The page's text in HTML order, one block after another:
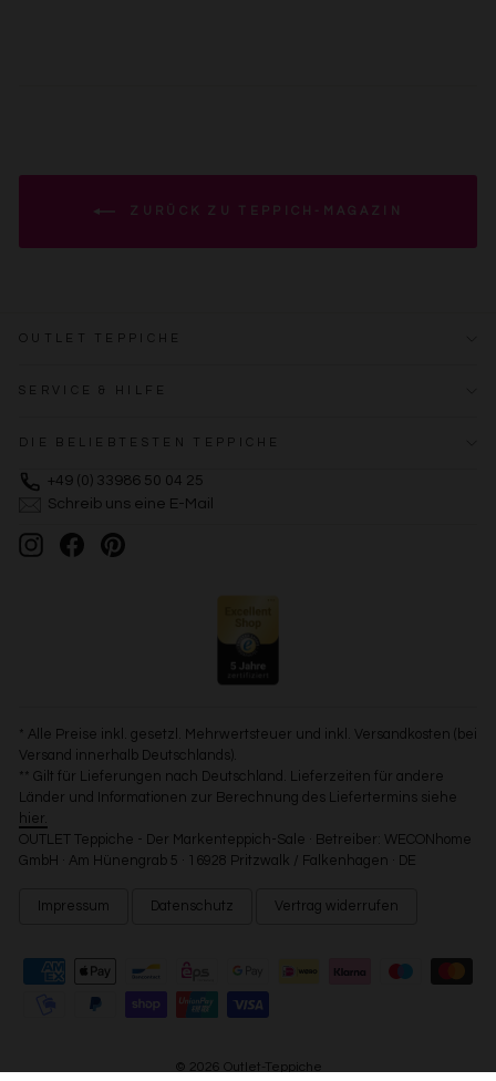
ZURÜCK ZU TEPPICH-MAGAZIN
OUTLET TEPPICHE
SERVICE & HILFE
DIE BELIEBTESTEN TEPPICHE
+49 (0) 33986 50 04 25
Schreib uns eine E-Mail
InstagramFacebookPinterest
* Alle Preise inkl. gesetzl. Mehrwertsteuer und inkl. Versandkosten (bei
Versand innerhalb Deutschlands).
** Gilt für Lieferungen nach Deutschland. Lieferzeiten für andere
Länder und Informationen zur Berechnung des Liefertermins siehe
hier.
OUTLET Teppiche - Der Markenteppich-Sale · Betreiber: WECONhome
GmbH · Am Hünengrab 5 · 16928 Pritzwalk / Falkenhagen · DE
Impressum Datenschutz Vertrag widerrufen
© 2026 Outlet-Teppiche